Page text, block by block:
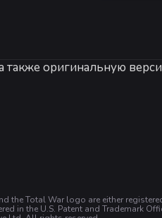
оригинальную
разных элементов
и марево). На
Total War logo are either
in the U.S. Patent and Trademark
разрешения